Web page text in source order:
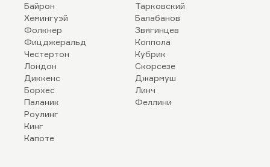
Байрон
Хемингуэй
Фолкнер
Фицджеральд
Честертон
Лондон
Диккенс
Борхес
Паланик
Роулинг
Кинг
Капоте
Тарковский
Балабанов
Звягинцев
Коппола
Кубрик
Скорсезе
Джармуш
Линч
Феллини